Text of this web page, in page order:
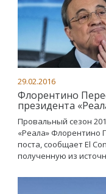
29.02.2016
Флорентино
президента
Провальный сезон
«Реала» Флорентино
поста, сообщает El
полученную из